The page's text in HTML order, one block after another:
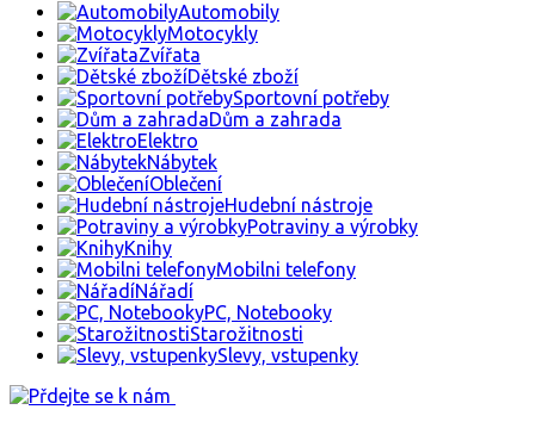
Automobily
Motocykly
Zvířata
Dětské zboží
Sportovní potřeby
Dům a zahrada
Elektro
Nábytek
Oblečení
Hudební nástroje
Potraviny a výrobky
Knihy
Mobilni telefony
Nářadí
PC, Notebooky
Starožitnosti
Slevy, vstupenky